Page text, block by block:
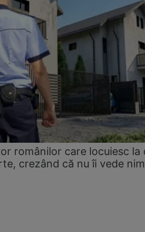
românilor care locuiesc la
crezând că nu îi vede